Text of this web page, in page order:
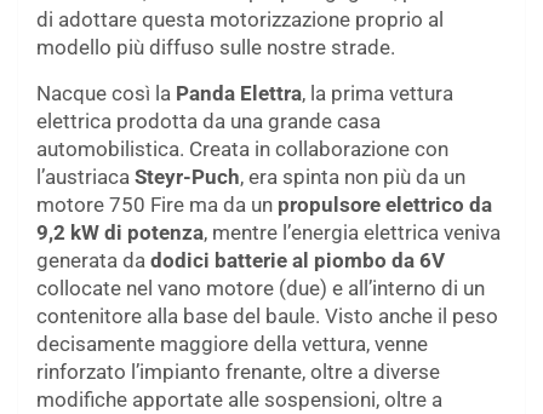
di adottare questa motorizzazione proprio al
modello più diffuso sulle nostre strade.
Nacque così la Panda Elettra, la prima vettura
elettrica prodotta da una grande casa
automobilistica. Creata in collaborazione con
l’austriaca Steyr-Puch, era spinta non più da un
motore 750 Fire ma da un propulsore elettrico da
9,2 kW di potenza, mentre l’energia elettrica veniva
generata da dodici batterie al piombo da 6V
collocate nel vano motore (due) e all’interno di un
contenitore alla base del baule. Visto anche il peso
decisamente maggiore della vettura, venne
rinforzato l’impianto frenante, oltre a diverse
modifiche apportate alle sospensioni, oltre a